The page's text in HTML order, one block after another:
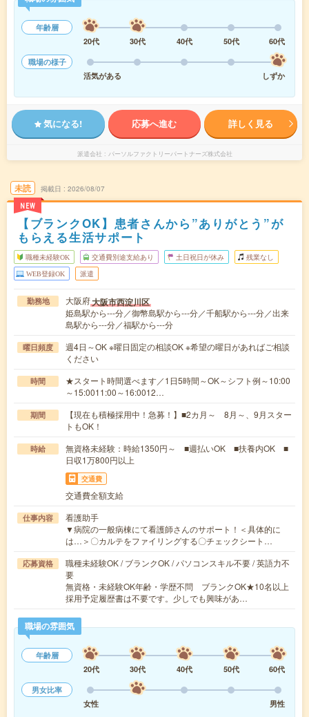
年齢層
20代
30代 40代 50代
60代
職場の様子
活気がある
しずか
気になる! 応募へ進む 詳しく見る
派遣会社 パーソルファクトリーパートナーズ株式会社
未読
NEW
掲載日 2026/08/07
【ブランクOK】患者さんから”ありがとう”が
もらえる生活サポート
職種未経験OK 交通費別途支給あり 土日祝日が休み 残業なし
WEB登録OK 派遣
勤務地 大阪府大阪市西淀川区
姫島駅から---分／御幣島駅から---分／千船駅から---分／出来
島駅から---分／福駅から---分
曜日頻度
週4日～OK ※曜日固定の相談OK ※希望の曜日があればご相談
ください
時間
★スタート時間選べます／1日5時間～OK～シフト例～10:00
～15:0011:00～16:0012…
期間
【現在も積極採用中！急募！】■2カ月～ 8月～、9月スター
トもOK！
時給
無資格未経験：時給1350円～ ■週払いOK ■扶養内OK ■
日収1万800円以上
交通費
交通費全額支給
仕事内容
看護助手
▼病院の一般病棟にて看護師さんのサポート！＜具体的に
は…＞〇カルテをファイリングする〇チェックシート…
応募資格
職種未経験OK / ブランクOK / パソコンスキル不要 / 英語力不
要
無資格・未経験OK年齢・学歴不問 ブランクOK★10名以上
採用予定履歴書は不要です。少しでも興味があ…
職場の雰囲気
年齢層
20代
30代 40代 50代
60代
男女比率
女性
男性